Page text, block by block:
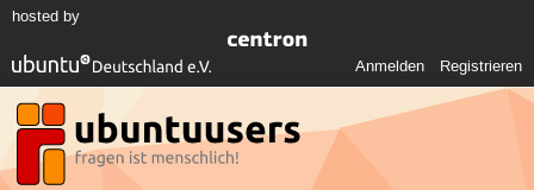
hosted by
Anmelden Registrieren